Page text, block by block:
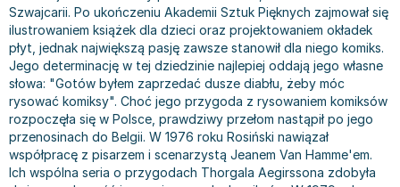
Bajki wiersze
Do kolorowania i naklejania
Kontrastowe obrazki
Kreatywne / Aktywizujące
Poznawanie świata
Podręczniki szkolne
Edukacja przedszkolna
Liceum, Technikum
Książki: finanse, księgowość, bankowość
Książki o gospodarce
Inne
Książki o marketingu
Książki o zarządzaniu
Historia - książki
Archeologia - książki
Historia Polski - książki
Książki: pamiętniki, dzienniki i listy
Wywiady, wspomnienia - książki
Komiksy
Komiksy dla dorosłych
Komiksy dla dzieci
Komiksy dla młodzieży
Komiksy obcojęzyczne
Fantastyka, horror - książki
Liceum i technikum
Podręczniki do 1 klasy liceum i technikum
Podręczniki do 2 klasy liceum i technikum
Podręczniki do 3 klasy liceum i technikum
Podręczniki do klasy 4 liceum i technikum
Podręczniki do szkoły zawodowej
Podręczniki do 1 klasy szkoły zawodowej
Podręczniki do 2 klasy szkoły zawodowej
Książki o sportowcach
Książki: Turystyka i podróże
Albumy krajoznawcze
Albumy krajoznawcze - Polska
Albumy krajoznawcze - Świat
Atlasy
Atlasy - Polska
Atlasy - świat
Julian Tuwim
Bracia Grimm
Stephen King
Tanya Valko
Lauren Kate
Jan Brzechwa
E. L. James
Virginia C. Andrews
Szwajcarii. Po ukończeniu Akademii Sztuk Pięknych zajmował się
ilustrowaniem książek dla dzieci oraz projektowaniem okładek
płyt, jednak największą pasję zawsze stanowił dla niego komiks.
Jego determinację w tej dziedzinie najlepiej oddają jego własne
słowa: "Gotów byłem zaprzedać dusze diabłu, żeby móc
rysować komiksy". Choć jego przygoda z rysowaniem komiksów
rozpoczęła się w Polsce, prawdziwy przełom nastąpił po jego
przenosinach do Belgii. W 1976 roku Rosiński nawiązał
współpracę z pisarzem i scenarzystą Jeanem Van Hamme'em.
Ich wspólna seria o przygodach Thorgala Aegirssona zdobyła